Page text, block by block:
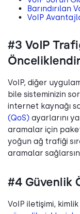
Barındırılan
VoIP
#3 VoIP
VoIP, diğer
bile sisteminizin
internet kaynağı
(QoS) ayarlarını
aramalar için
yoğun ağ trafiği
aramalar
#4 Güvenlik
VoIP iletişimi, kimlik